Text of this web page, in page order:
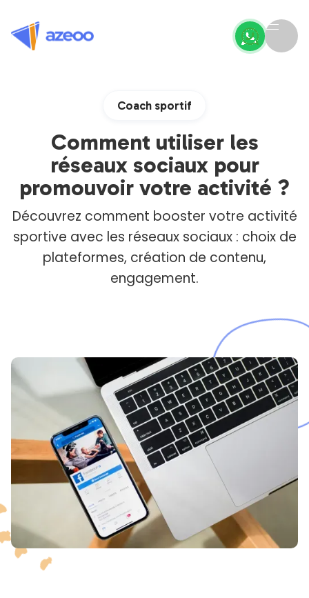
Coach sportif
Comment utiliser les
réseaux sociaux pour
promouvoir votre activité ?
Découvrez comment booster votre activité
sportive avec les réseaux sociaux : choix de
plateformes, création de contenu,
engagement.